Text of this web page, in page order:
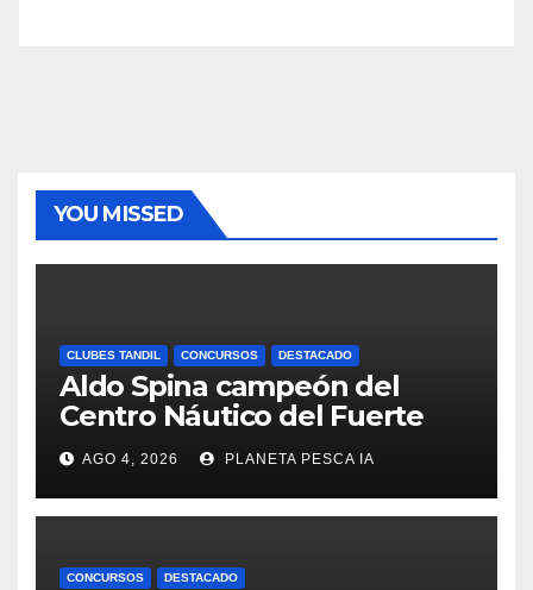
YOU MISSED
CLUBES TANDIL CONCURSOS DESTACADO
Aldo Spina campeón del
Centro Náutico del Fuerte
AGO 4, 2026 PLANETA PESCA IA
CONCURSOS DESTACADO